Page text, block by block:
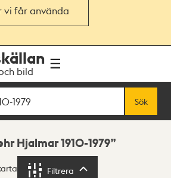
vi får använda
bild
Sök
Hjalmar 1910-1979
Filtrera